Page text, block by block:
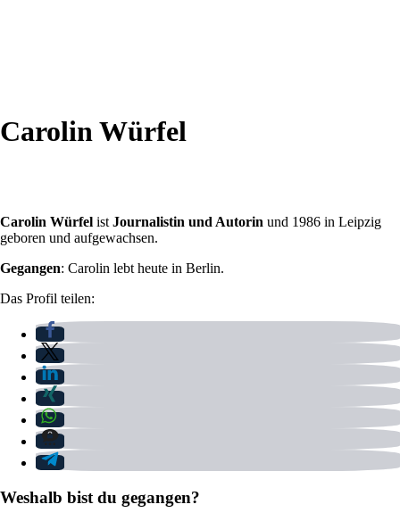
Carolin Würfel
Carolin Würfel ist Journalistin und Autorin und 1986 in Leipzig
geboren und aufgewachsen.
Gegangen: Carolin lebt heute in Berlin.
Das Profil teilen:
Weshalb bist du gegangen?